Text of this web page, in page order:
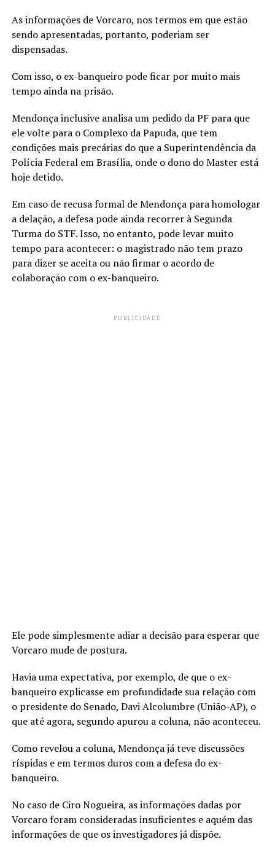
As informações de Vorcaro, nos termos em que estão
sendo apresentadas, portanto, poderiam ser
dispensadas.
Com isso, o ex-banqueiro pode ficar por muito mais
tempo ainda na prisão.
Mendonça inclusive analisa um pedido da PF para que
ele volte para o Complexo da Papuda, que tem
condições mais precárias do que a Superintendência da
Polícia Federal em Brasília, onde o dono do Master está
hoje detido.
Em caso de recusa formal de Mendonça para homologar
a delação, a defesa pode ainda recorrer à Segunda
Turma do STF. Isso, no entanto, pode levar muito
tempo para acontecer: o magistrado não tem prazo
para dizer se aceita ou não firmar o acordo de
colaboração com o ex-banqueiro.
PUBLICIDADE
Ele pode simplesmente adiar a decisão para esperar que
Vorcaro mude de postura.
Havia uma expectativa, por exemplo, de que o ex-
banqueiro explicasse em profundidade sua relação com
o presidente do Senado, Davi Alcolumbre (União-AP), o
que até agora, segundo apurou a coluna, não aconteceu.
Como revelou a coluna, Mendonça já teve discussões
ríspidas e em termos duros com a defesa do ex-
banqueiro.
No caso de Ciro Nogueira, as informações dadas por
Vorcaro foram consideradas insuficientes e aquém das
informações de que os investigadores já dispõe.